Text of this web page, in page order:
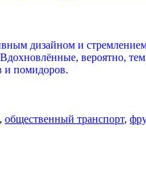
дизайном и
вероятно,
и помидоров.
, общественный транспорт,